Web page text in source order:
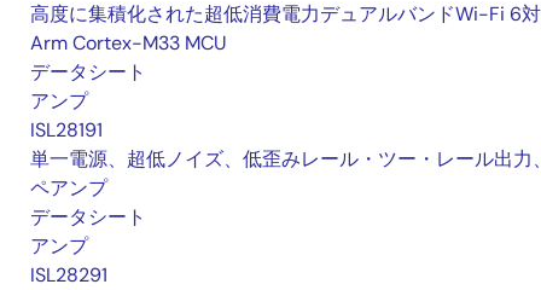
高度に集積化された超低消費電力デュアルバンドWi-Fi 6
Arm Cortex-M33 MCU
データシート
アンプ
ISL28191
単一電源、超低ノイズ、低歪みレール・ツー・レール出力
ペアンプ
データシート
アンプ
ISL28291